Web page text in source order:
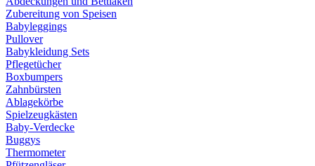
Zubereitung von Speisen
Babyleggings
Pullover
Babykleidung Sets
Pflegetücher
Boxbumpers
Zahnbürsten
Ablagekörbe
Spielzeugkästen
Baby-Verdecke
Buggys
Thermometer